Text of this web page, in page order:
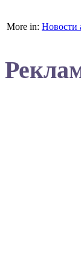
More in: Новости